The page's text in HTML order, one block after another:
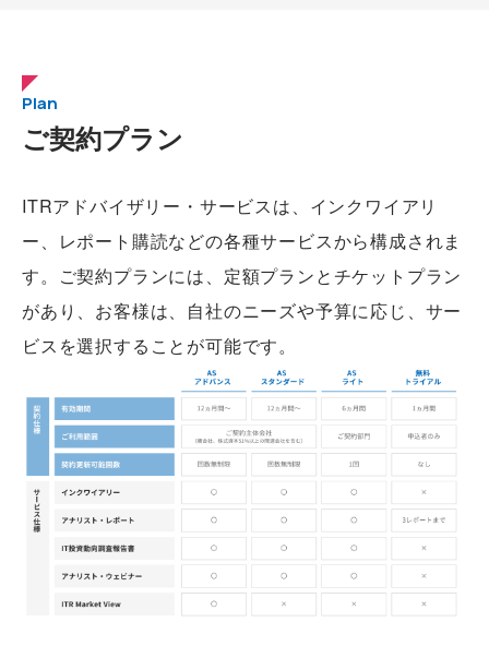
Plan
ご契約プラン
ITRアドバイザリー・サービスは、インクワイアリ
ー、レポート購読などの各種サービスから構成されま
す。ご契約プランには、定額プランとチケットプラン
があり、お客様は、自社のニーズや予算に応じ、サー
ビスを選択することが可能です。